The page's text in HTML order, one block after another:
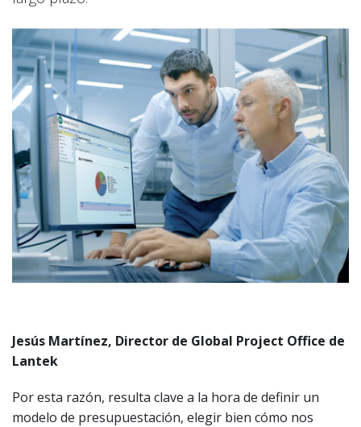
Jesús Martínez, Director de Global Project Office de
Lantek
Por esta razón, resulta clave a la hora de definir un
modelo de presupuestación, elegir bien cómo nos